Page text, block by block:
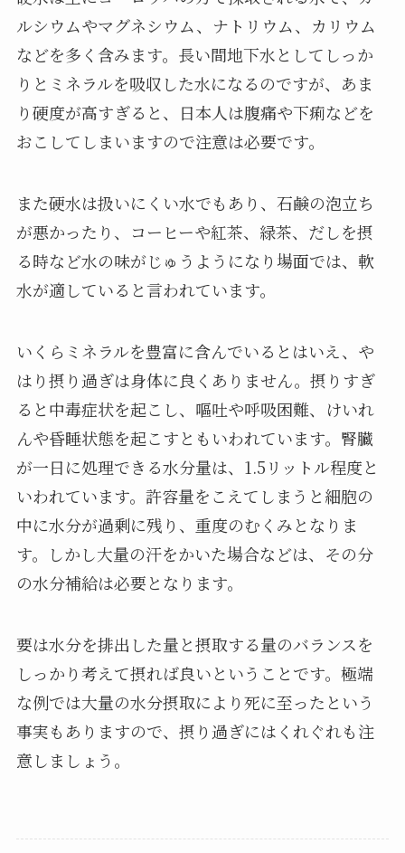
ルシウムやマグネシウム、ナトリウム、カリウム
などを多く含みます。長い間地下水としてしっか
りとミネラルを吸収した水になるのですが、あま
り硬度が高すぎると、日本人は腹痛や下痢などを
おこしてしまいますので注意は必要です。
また硬水は扱いにくい水でもあり、石鹸の泡立ち
が悪かったり、コーヒーや紅茶、緑茶、だしを摂
る時など水の味がじゅうようになり場面では、軟
水が適していると言われています。
いくらミネラルを豊富に含んでいるとはいえ、や
はり摂り過ぎは身体に良くありません。摂りすぎ
ると中毒症状を起こし、嘔吐や呼吸困難、けいれ
んや昏睡状態を起こすともいわれています。腎臓
が一日に処理できる水分量は、1.5リットル程度と
いわれています。許容量をこえてしまうと細胞の
中に水分が過剰に残り、重度のむくみとなりま
す。しかし大量の汗をかいた場合などは、その分
の水分補給は必要となります。
要は水分を排出した量と摂取する量のバランスを
しっかり考えて摂れば良いということです。極端
な例では大量の水分摂取により死に至ったという
事実もありますので、摂り過ぎにはくれぐれも注
意しましょう。